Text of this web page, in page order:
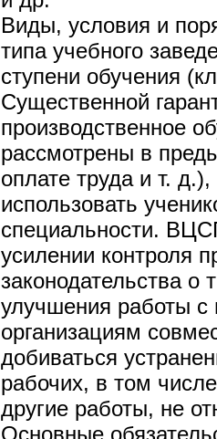
Виды, условия и
типа учебного
ступени обучения
Существенной
производственное
рассмотрены в
оплате труда и т.
использовать
специальности.
усилении контроля
законодательства о
улучшения работы
организациям
добиваться
рабочих, в том
другие работы, не
Основные